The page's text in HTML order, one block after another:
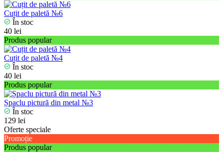
Cuțit de paletă №6
În stoc
40 lei
Produs popular
Cuțit de paletă №4
În stoc
40 lei
Produs popular
Șpaclu pictură din metal №3
În stoc
129 lei
Oferte speciale
Promoție
Produs popular